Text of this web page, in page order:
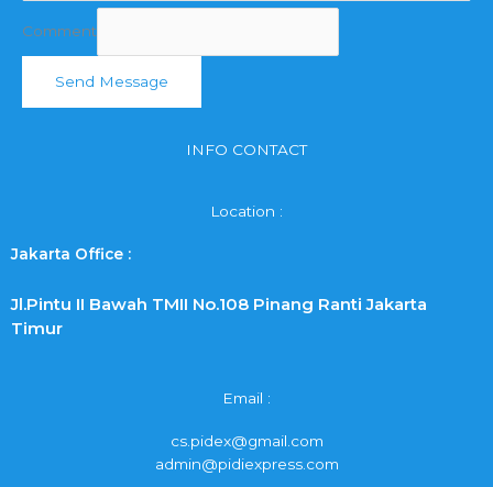
Comment
Send Message
INFO CONTACT
Location :
Jakarta Office :
Jl.Pintu II Bawah TMII No.108 Pinang Ranti Jakarta
Timur
Email :
cs.pidex@gmail.com
admin@pidiexpress.com